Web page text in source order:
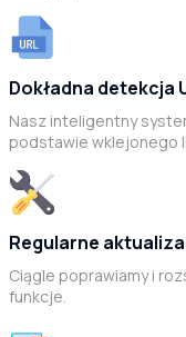
Dokładna detekcja
Nasz inteligentny
podstawie wklejonego
Regularne
Ciągle poprawiamy i
funkcje.